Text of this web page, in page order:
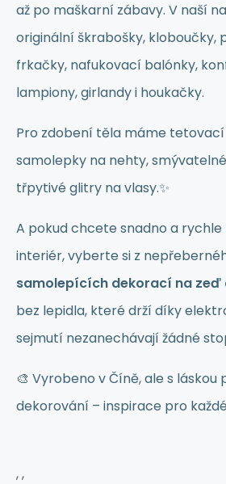
až po maškarní zábavy. V naší
originální škrabošky, kloboučky,
frkačky, nafukovací balónky,
lampiony, girlandy i houkačky.
Pro zdobení těla máme
samolepky na nehty,
třpytivé glitry na vlasy.✨
A pokud chcete snadno a rychle
interiér, vyberte si z
samolepících dekorací na zeď
bez lepidla, které drží díky
sejmutí nezanechávají žádné
🎨 Vyrobeno v Číně, ale s
dekorování – inspirace pro
, ,